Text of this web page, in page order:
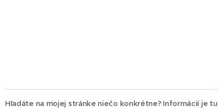
Hľadáte na mojej stránke niečo konkrétne? Informácií je tu